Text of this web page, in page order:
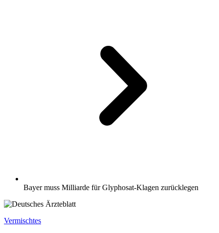
Bayer muss Milliarde für Glyphosat-Klagen zurücklegen
Vermischtes